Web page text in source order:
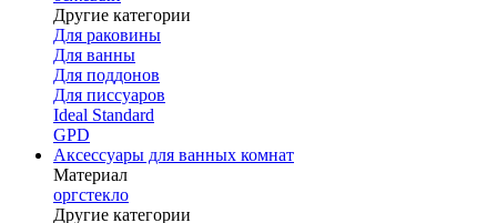
Другие категории
Для раковины
Для ванны
Для поддонов
Для писсуаров
Ideal Standard
GPD
Аксессуары для ванных комнат
Материал
оргстекло
Другие категории